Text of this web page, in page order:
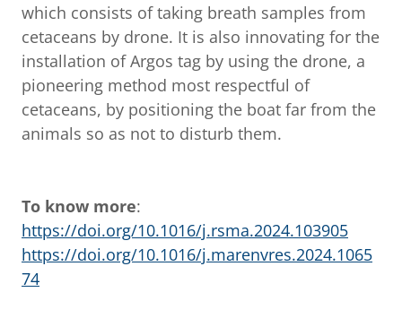
which consists of taking breath samples from
cetaceans by drone. It is also innovating for the
installation of Argos tag by using the drone, a
pioneering method most respectful of
cetaceans, by positioning the boat far from the
animals so as not to disturb them.
To know more:
https://doi.org/10.1016/j.rsma.2024.103905
https://doi.org/10.1016/j.marenvres.2024.1065
74